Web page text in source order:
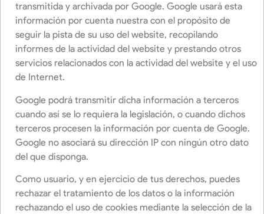
transmitida y archivada por Google. Google usará esta
información por cuenta nuestra con el propósito de
seguir la pista de su uso del website, recopilando
informes de la actividad del website y prestando otros
servicios relacionados con la actividad del website y el uso
de Internet.
Google podrá transmitir dicha información a terceros
cuando así se lo requiera la legislación, o cuando dichos
terceros procesen la información por cuenta de Google.
Google no asociará su dirección IP con ningún otro dato
del que disponga.
Como usuario, y en ejercicio de tus derechos, puedes
rechazar el tratamiento de los datos o la información
rechazando el uso de cookies mediante la selección de la